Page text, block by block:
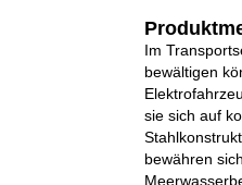
Im
bewältigen
sie sich auf
bewähren